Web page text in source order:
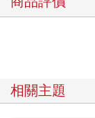
相關主題